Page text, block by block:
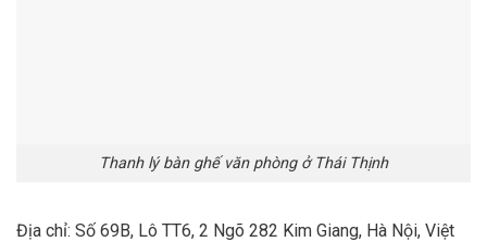
Thanh lý bàn ghế văn phòng ở Thái Thịnh
Địa chỉ: Số 69B, Lô TT6, 2 Ngõ 282 Kim Giang, Hà Nội, Việt